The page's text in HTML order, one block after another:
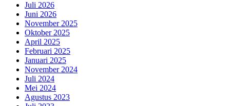
Juli 2026
Juni 2026
November 2025
Oktober 2025
April 2025
Februari 2025
Januari 2025
November 2024
Juli 2024
Mei 2024
Agustus 2023